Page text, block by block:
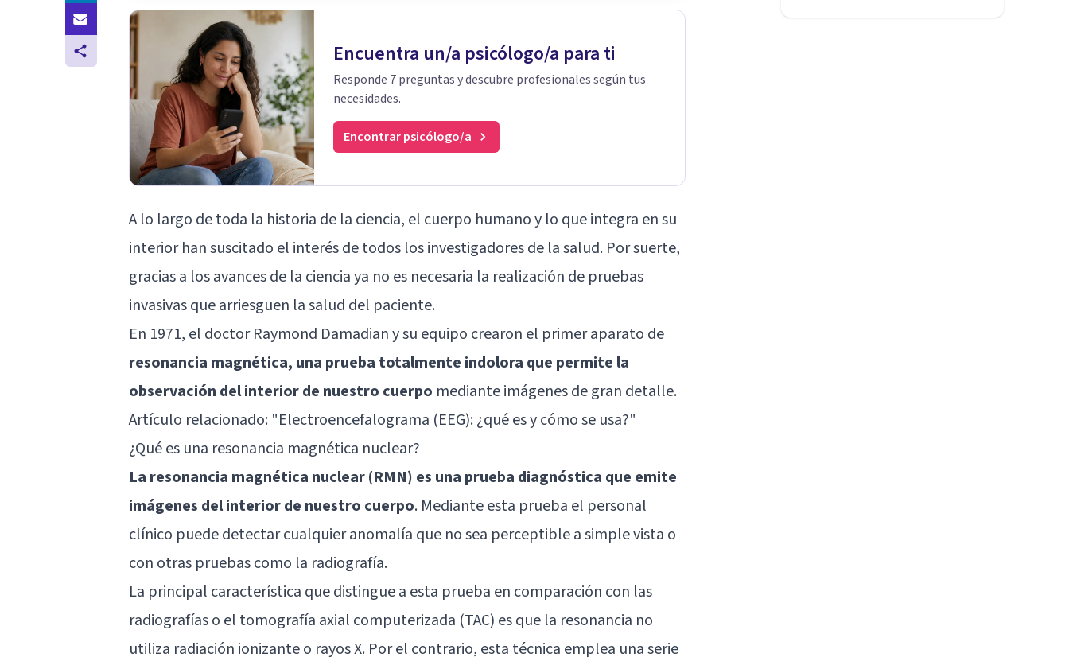
Encuentra un/a psicólogo/a para ti
Responde 7 preguntas y descubre profesionales según tus
necesidades.
Encontrar psicólogo/a
A lo largo de toda la historia de la ciencia, el cuerpo humano y lo que integra en su
interior han suscitado el interés de todos los investigadores de la salud. Por suerte,
gracias a los avances de la ciencia ya no es necesaria la realización de pruebas
invasivas que arriesguen la salud del paciente.
En 1971, el doctor Raymond Damadian y su equipo crearon el primer aparato de
resonancia magnética, una prueba totalmente indolora que permite la
observación del interior de nuestro cuerpo mediante imágenes de gran detalle.
Artículo relacionado: "Electroencefalograma (EEG): ¿qué es y cómo se usa?"
¿Qué es una resonancia magnética nuclear?
La resonancia magnética nuclear (RMN) es una prueba diagnóstica que emite
imágenes del interior de nuestro cuerpo. Mediante esta prueba el personal
clínico puede detectar cualquier anomalía que no sea perceptible a simple vista o
con otras pruebas como la radiografía.
La principal característica que distingue a esta prueba en comparación con las
radiografías o el tomografía axial computerizada (TAC) es que la resonancia no
utiliza radiación ionizante o rayos X. Por el contrario, esta técnica emplea una serie